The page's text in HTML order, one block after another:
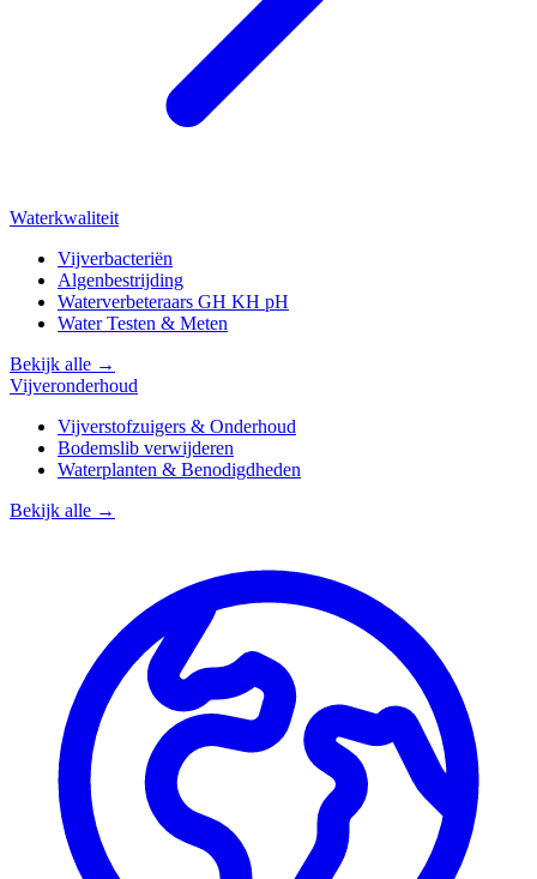
Waterkwaliteit
Vijverbacteriën
Algenbestrijding
Waterverbeteraars GH KH pH
Water Testen & Meten
Bekijk alle →
Vijveronderhoud
Vijverstofzuigers & Onderhoud
Bodemslib verwijderen
Waterplanten & Benodigdheden
Bekijk alle →